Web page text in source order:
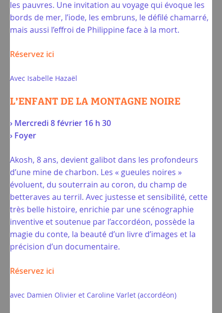
les pauvres. Une invitation au voyage qui évoque les
bords de mer, l’iode, les embruns, le défilé chamarré,
mais aussi l’effroi de Philippine face à la mort.
Réservez ici
Avec Isabelle Hazaël
L’ENFANT DE LA MONTAGNE NOIRE
› Mercredi 8 février 16 h 30
› Foyer
Akosh, 8 ans, devient galibot dans les profondeurs
d’une mine de charbon. Les « gueules noires »
évoluent, du souterrain au coron, du champ de
betteraves au terril. Avec justesse et sensibilité, cette
très belle histoire, enrichie par une scénographie
inventive et soutenue par l’accordéon, possède la
magie du conte, la beauté d’un livre d’images et la
précision d’un documentaire.
Réservez ici
avec Damien Olivier et Caroline Varlet (accordéon)